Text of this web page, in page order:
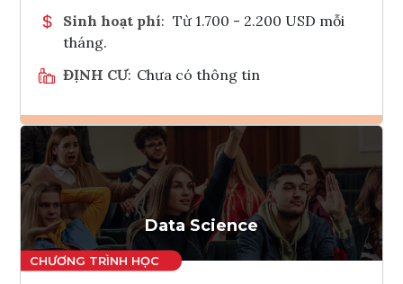
Sinh hoạt phí: Từ 1.700 - 2.200 USD mỗi
tháng.
ĐỊNH CƯ: Chưa có thông tin
Ghi danh
Tham vấn Interlink
Data Science